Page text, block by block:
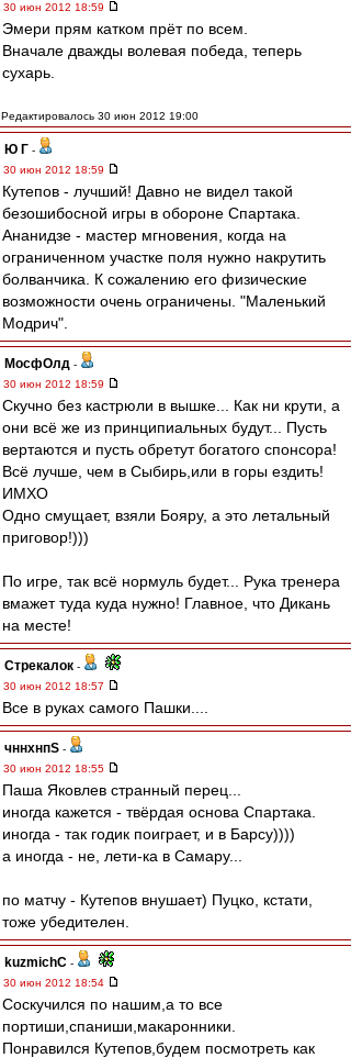
30 июн 2012 18:59
Эмери прям катком прёт по всем.
Вначале дважды волевая победа, теперь
сухарь.
Редактировалось 30 июн 2012 19:00
Ю Г -
30 июн 2012 18:59
Кутепов - лучший! Давно не видел такой
безошибосной игры в обороне Спартака.
Ананидзе - мастер мгновения, когда на
ограниченном участке поля нужно накрутить
болванчика. К сожалению его физические
возможности очень ограничены. "Маленький
Модрич".
МосфОлд -
30 июн 2012 18:59
Скучно без кастрюли в вышке... Как ни крути, а
они всё же из принципиальных будут... Пусть
вертаются и пусть обретут богатого спонсора!
Всё лучше, чем в Сыбирь,или в горы ездить!
ИМХО
Одно смущает, взяли Бояру, а это летальный
приговор!)))
По игре, так всё нормуль будет... Рука тренера
вмажет туда куда нужно! Главное, что Дикань
на месте!
Стрекалок -
30 июн 2012 18:57
Все в руках самого Пашки....
чннхнпS -
30 июн 2012 18:55
Паша Яковлев странный перец...
иногда кажется - твёрдая основа Спартака.
иногда - так годик поиграет, и в Барсу))))
а иногда - не, лети-ка в Самару...
по матчу - Кутепов внушает) Пуцко, кстати,
тоже убедителен.
kuzmichC -
30 июн 2012 18:54
Соскучился по нашим,а то все
портиши,спаниши,макаронники.
Понравился Кутепов,будем посмотреть как